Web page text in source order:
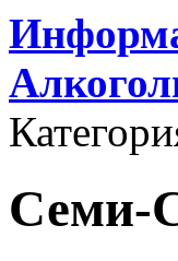
Семи-